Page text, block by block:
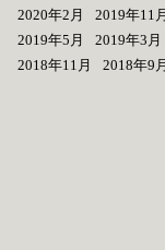
2020年2月
2019年11月
2019年5月
2019年3月
2018年11月
2018年9月